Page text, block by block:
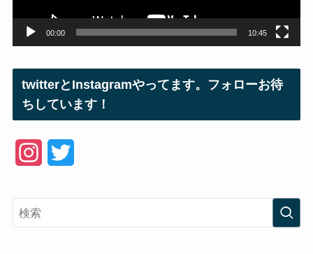
00:00 10:45
twitterとInstagramやってます。フォローお待
ちしています！